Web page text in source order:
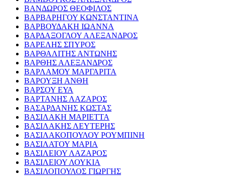
ΒΑΝΔΩΡΟΣ ΘΕΟΦΙΛΟΣ
ΒΑΡΒΑΡΗΓΟΥ ΚΩΝΣΤΑΝΤΙΝΑ
ΒΑΡΒΟΥΔΑΚΗ ΙΩΑΝΝΑ
ΒΑΡΔΑΞΟΓΛΟΥ ΑΛΕΞΑΝΔΡΟΣ
ΒΑΡΕΛΗΣ ΣΠΥΡΟΣ
ΒΑΡΘΑΛΙΤΗΣ ΑΝΤΩΝΗΣ
ΒΑΡΘΗΣ ΑΛΕΞΑΝΔΡΟΣ
ΒΑΡΛΑΜΟΥ ΜΑΡΓΑΡΙΤΑ
ΒΑΡΟΥΞΗ ΑΝΘΗ
ΒΑΡΣΟΥ ΕΥΑ
ΒΑΡΤΑΝΗΣ ΛΑΖΑΡΟΣ
ΒΑΣΑΡΔΑΝΗΣ ΚΩΣΤΑΣ
ΒΑΣΙΛΑΚΗ ΜΑΡΙΕΤΤΑ
ΒΑΣΙΛΑΚΗΣ ΛΕΥΤΕΡΗΣ
ΒΑΣΙΛΑΚΟΠΟΥΛΟΥ ΡΟΥΜΠΙΝΗ
ΒΑΣΙΛΑΤΟΥ ΜΑΡΙΑ
ΒΑΣΙΛΕΙΟΥ ΛΑΖΑΡΟΣ
ΒΑΣΙΛΕΙΟΥ ΛΟΥΚΙΑ
ΒΑΣΙΛΟΠΟΥΛΟΣ ΓΙΩΡΓΗΣ